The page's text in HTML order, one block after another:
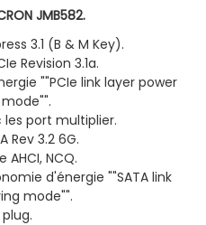
JMB582.
3.1 (B & M Key).
Revision 3.1a.
""PCIe link layer power
port multiplier.
Rev 3.2 6G.
NCQ.
d'énergie ""SATA link
mode"".